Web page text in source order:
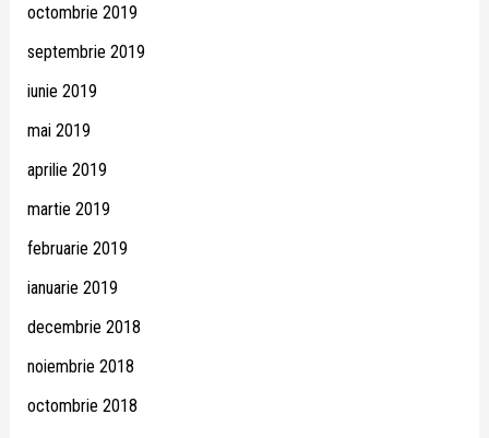
octombrie 2019
septembrie 2019
iunie 2019
mai 2019
aprilie 2019
martie 2019
februarie 2019
ianuarie 2019
decembrie 2018
noiembrie 2018
octombrie 2018